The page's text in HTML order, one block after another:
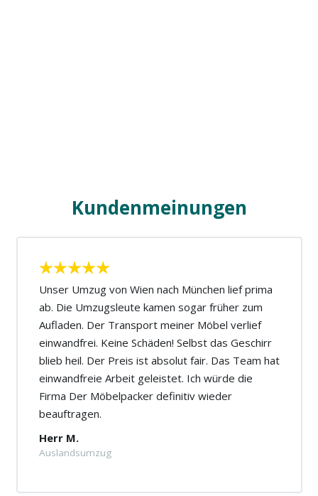
Kundenmeinungen
Unser Umzug von Wien nach München lief prima
ab. Die Umzugsleute kamen sogar früher zum
Aufladen. Der Transport meiner Möbel verlief
einwandfrei. Keine Schäden! Selbst das Geschirr
blieb heil. Der Preis ist absolut fair. Das Team hat
einwandfreie Arbeit geleistet. Ich würde die
Firma Der Möbelpacker definitiv wieder
beauftragen.
Herr M.
Auslandsumzug